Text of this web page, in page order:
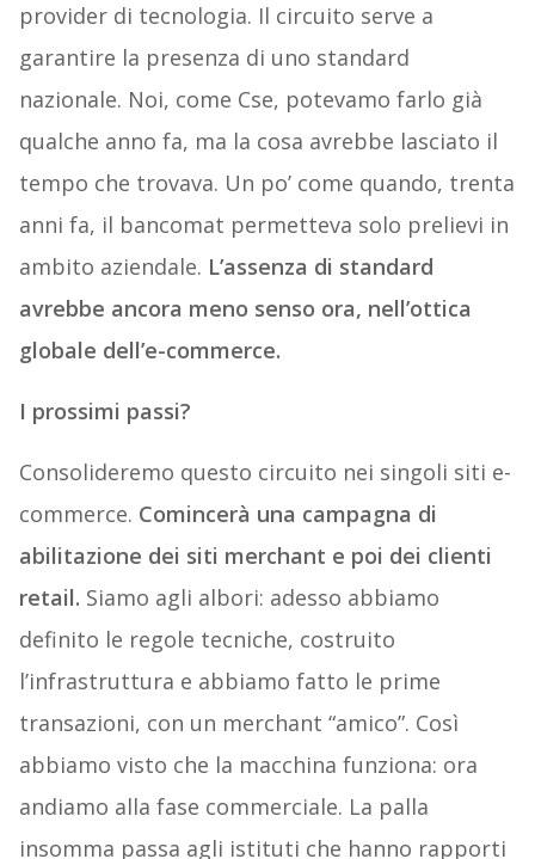
provider di tecnologia. Il circuito serve a
garantire la presenza di uno standard
nazionale. Noi, come Cse, potevamo farlo già
qualche anno fa, ma la cosa avrebbe lasciato il
tempo che trovava. Un po’ come quando, trenta
anni fa, il bancomat permetteva solo prelievi in
ambito aziendale. L’assenza di standard
avrebbe ancora meno senso ora, nell’ottica
globale dell’e-commerce.
I prossimi passi?
Consolideremo questo circuito nei singoli siti e-
commerce. Comincerà una campagna di
abilitazione dei siti merchant e poi dei clienti
retail. Siamo agli albori: adesso abbiamo
definito le regole tecniche, costruito
l’infrastruttura e abbiamo fatto le prime
transazioni, con un merchant “amico”. Così
abbiamo visto che la macchina funziona: ora
andiamo alla fase commerciale. La palla
insomma passa agli istituti che hanno rapporti